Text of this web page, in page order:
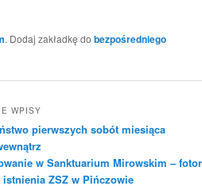
. Dodaj zakładkę do bezpośredniego
WPISY
pierwszych sobót miesiąca
w Sanktuarium Mirowskim –
istnienia ZSZ w Pińczowie